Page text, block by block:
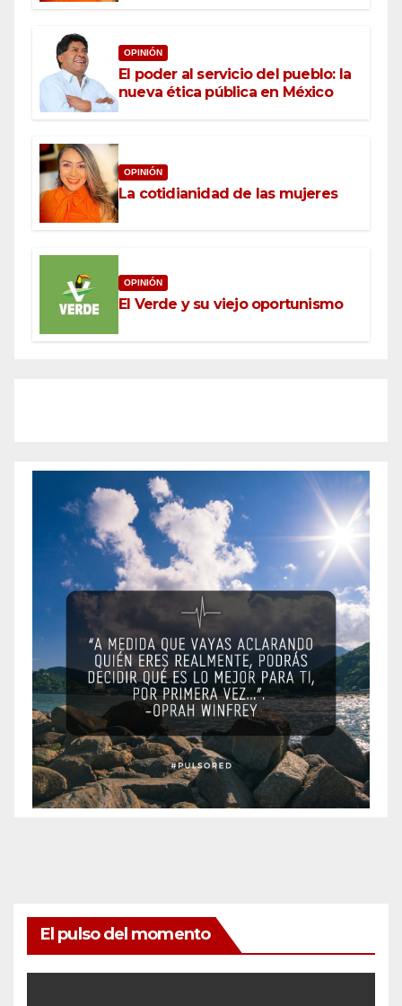
OPINIÓN
El poder al servicio del pueblo: la
nueva ética pública en México
OPINIÓN
La cotidianidad de las mujeres
OPINIÓN
El Verde y su viejo oportunismo
El pulso del momento